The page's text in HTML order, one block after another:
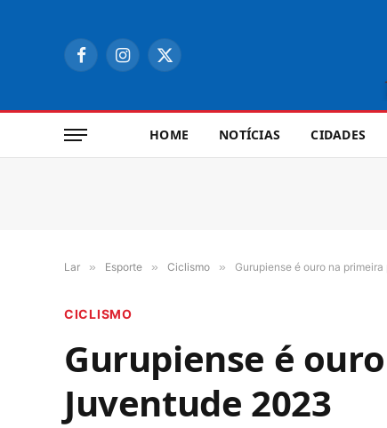
FacebookInstagram
X
HOME NOTÍCIAS CIDADES
Lar » Esporte » Ciclismo » Gurupiense é ouro na
CICLISMO
Gurupiense é
Juventude 2023